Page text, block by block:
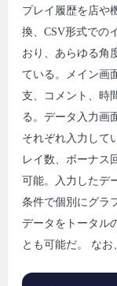
プレイ履歴を店や
換、CSV形式での
おり、あらゆる角
ている。メイン画
支、コメント、時
る。データ入力画
それぞれ入力して
レイ数、ボーナス
可能。入力したデ
条件で個別にグラ
データをトータル
とも可能だ。 なお